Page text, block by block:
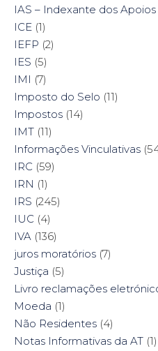
IAS – Indexante dos Apoios
ICE (1)
IEFP (2)
IES (5)
IMI (7)
Imposto do Selo (11)
Impostos (14)
IMT (11)
Informações Vinculativas
IRC (59)
IRN (1)
IRS (245)
IUC (4)
IVA (136)
juros moratórios (7)
Justiça (5)
Livro reclamações
Moeda (1)
Não Residentes (4)
Notas Informativas da AT (1)